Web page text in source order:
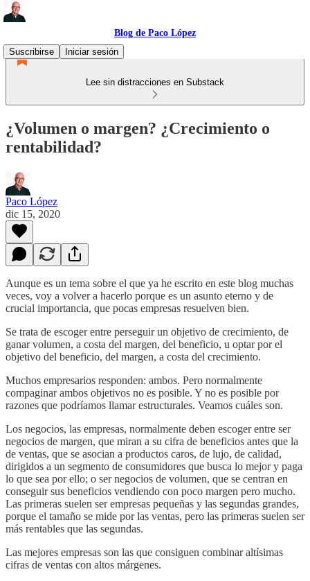
Blog de Paco López
Suscribirse
Iniciar sesión
Lee sin distracciones en Substack
¿Volumen o margen? ¿Crecimiento o
rentabilidad?
Paco López
dic 15, 2020
Aunque es un tema sobre el que ya he escrito en este blog muchas
veces, voy a volver a hacerlo porque es un asunto eterno y de
crucial importancia, que pocas empresas resuelven bien.
Se trata de escoger entre perseguir un objetivo de crecimiento, de
ganar volumen, a costa del margen, del beneficio, u optar por el
objetivo del beneficio, del margen, a costa del crecimiento.
Muchos empresarios responden: ambos. Pero normalmente
compaginar ambos objetivos no es posible. Y no es posible por
razones que podríamos llamar estructurales. Veamos cuáles son.
Los negocios, las empresas, normalmente deben escoger entre ser
negocios de margen, que miran a su cifra de beneficios antes que la
de ventas, que se asocian a productos caros, de lujo, de calidad,
dirigidos a un segmento de consumidores que busca lo mejor y paga
lo que sea por ello; o ser negocios de volumen, que se centran en
conseguir sus beneficios vendiendo con poco margen pero mucho.
Las primeras suelen ser empresas pequeñas y las segundas grandes,
porque el tamaño se mide por las ventas, pero las primeras suelen ser
más rentables que las segundas.
Las mejores empresas son las que consiguen combinar altísimas
cifras de ventas con altos márgenes.